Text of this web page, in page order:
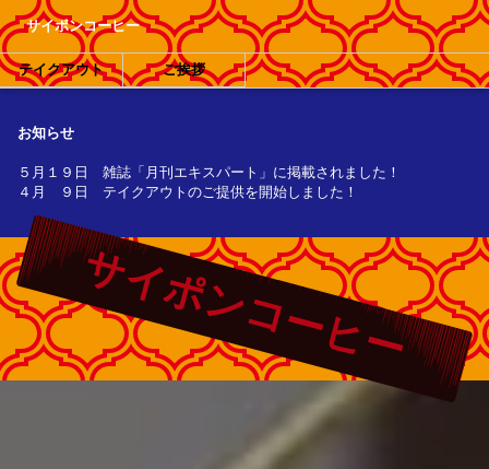
サイポンコーヒー
テイクアウト ご挨拶
お知らせ
５月１９日 雑誌「月刊エキスパート」に掲載されました！
４月 ９日 テイクアウトのご提供を開始しました！
サイポンコーヒー